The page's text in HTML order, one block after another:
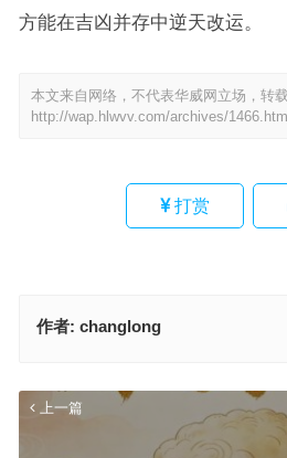
方能在吉凶并存中逆天改运。
本文来自网络，不代表华威网立场，转
http://wap.hlwvv.com/archives/1466.html
打赏
作者: changlong
上一篇